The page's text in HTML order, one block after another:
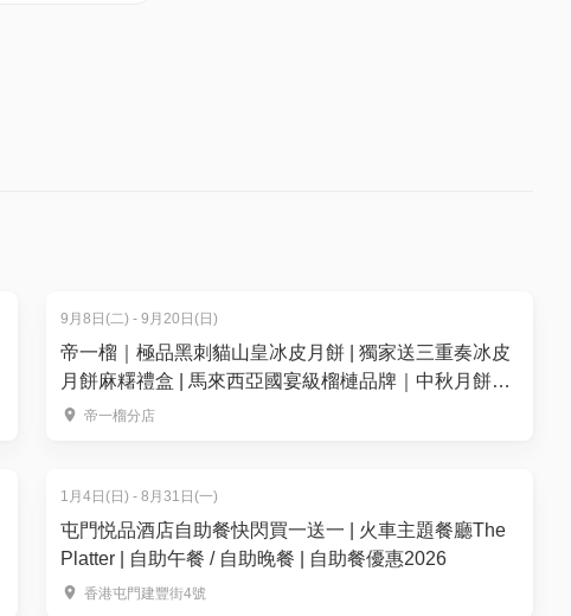
9月8日(二) - 9月20日(日)
帝一榴｜極品黑刺貓山皇冰皮月餅 | 獨家送三重奏冰皮
月餅麻糬禮盒 | 馬來西亞國宴級榴槤品牌｜中秋月餅
2026帝一榴分店
1月4日(日) - 8月31日(一)
屯門悦品酒店自助餐快閃買一送一 | 火車主題餐廳The
Platter | 自助午餐 / 自助晚餐 | 自助餐優惠2026
香港屯門建豐街4號